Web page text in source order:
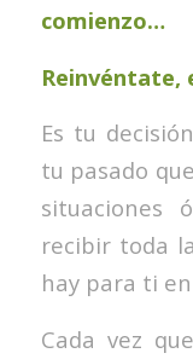
comienzo…
Reinvéntate,
Es tu
tu pasado
situaciones
recibir toda
hay para ti
Cada vez